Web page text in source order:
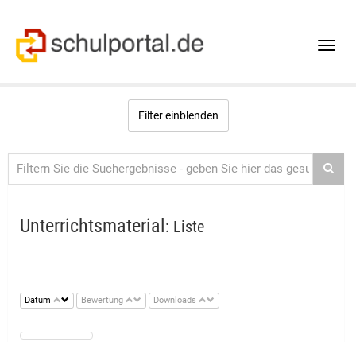
Toggle
Filter einblenden
Unterrichtsmaterial : Liste
Datum Bewertung Downloads